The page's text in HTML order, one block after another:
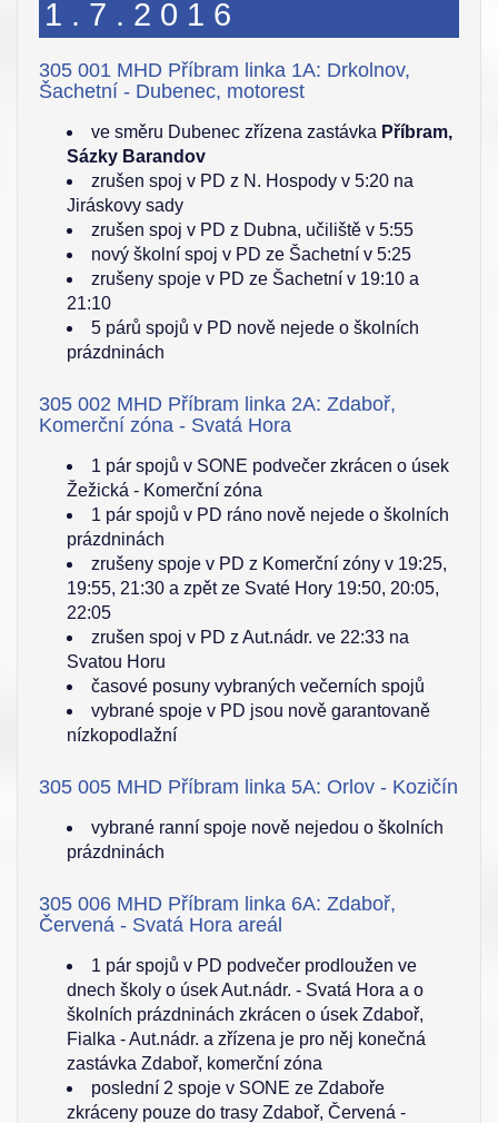
1.7.2016
305 001 MHD Příbram linka 1A: Drkolnov,
Šachetní - Dubenec, motorest
ve směru Dubenec zřízena zastávka Příbram,
Sázky Barandov
zrušen spoj v PD z N. Hospody v 5:20 na
Jiráskovy sady
zrušen spoj v PD z Dubna, učiliště v 5:55
nový školní spoj v PD ze Šachetní v 5:25
zrušeny spoje v PD ze Šachetní v 19:10 a
21:10
5 párů spojů v PD nově nejede o školních
prázdninách
305 002 MHD Příbram linka 2A: Zdaboř,
Komerční zóna - Svatá Hora
1 pár spojů v SONE podvečer zkrácen o úsek
Žežická - Komerční zóna
1 pár spojů v PD ráno nově nejede o školních
prázdninách
zrušeny spoje v PD z Komerční zóny v 19:25,
19:55, 21:30 a zpět ze Svaté Hory 19:50, 20:05,
22:05
zrušen spoj v PD z Aut.nádr. ve 22:33 na
Svatou Horu
časové posuny vybraných večerních spojů
vybrané spoje v PD jsou nově garantovaně
nízkopodlažní
305 005 MHD Příbram linka 5A: Orlov - Kozičín
vybrané ranní spoje nově nejedou o školních
prázdninách
305 006 MHD Příbram linka 6A: Zdaboř,
Červená - Svatá Hora areál
1 pár spojů v PD podvečer prodloužen ve
dnech školy o úsek Aut.nádr. - Svatá Hora a o
školních prázdninách zkrácen o úsek Zdaboř,
Fialka - Aut.nádr. a zřízena je pro něj konečná
zastávka Zdaboř, komerční zóna
poslední 2 spoje v SONE ze Zdaboře
zkráceny pouze do trasy Zdaboř, Červená -